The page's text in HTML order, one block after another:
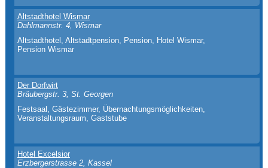
Altstadthotel Wismar
Dahlmannstr. 4, Wismar
Altstadthotel, Altstadtpension, Pension, Hotel Wismar,
Pension Wismar
Der Dorfwirt
Bräubergstr. 3, St. Georgen
Festsaal, Gästezimmer, Übernachtungsmöglichkeiten,
Veranstaltungsraum, Gaststube
Hotel Excelsior
Erzbergerstrasse 2, Kassel